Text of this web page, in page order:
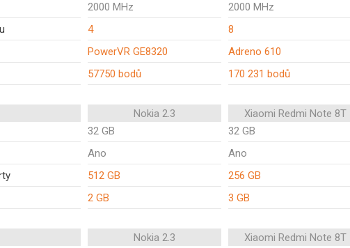
2000 MHz
2000 MHz
4
8
PowerVR GE8320
Adreno 610
57750 bodů 170 231 bodů
Nokia 2.3
Xiaomi Redmi Note 8T
32 GB
32 GB
Ano
Ano
512 GB
256 GB
2 GB 3 GB
Nokia 2.3
Xiaomi Redmi Note 8T